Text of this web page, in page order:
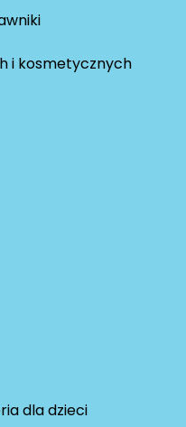
i kosmetycznych
dla dzieci